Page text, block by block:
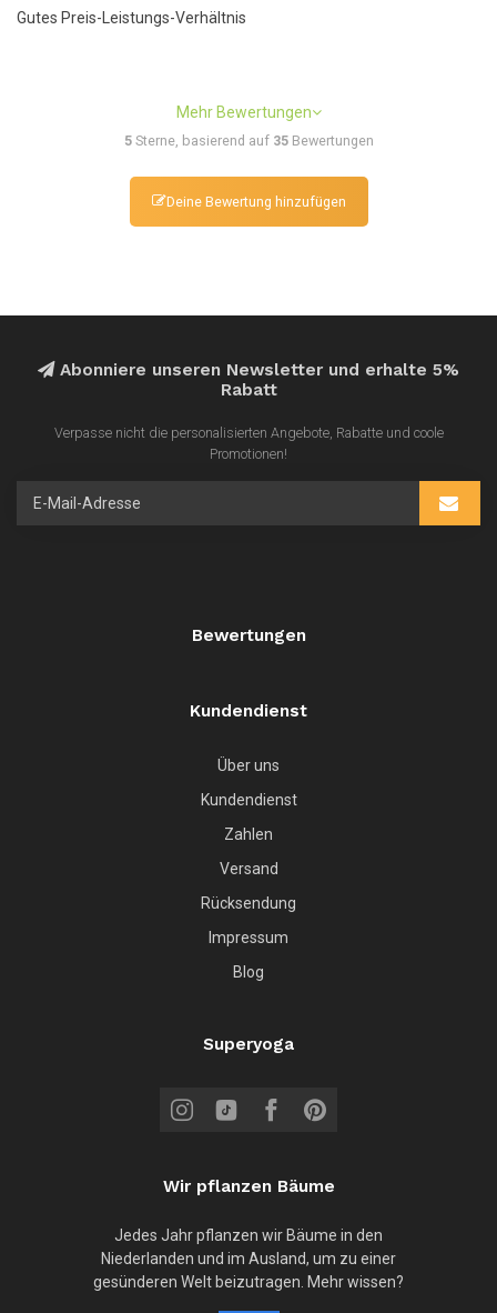
Gutes Preis-Leistungs-Verhältnis
Mehr Bewertungen
5Sterne, basierend auf 35Bewertungen
Deine Bewertung hinzufügen
Abonniere unseren Newsletter und erhalte 5%
Rabatt
Verpasse nicht die personalisierten Angebote, Rabatte und coole
Promotionen!
Bewertungen
Kundendienst
Über uns
Kundendienst
Zahlen
Versand
Rücksendung
Impressum
Blog
Superyoga
Wir pflanzen Bäume
Jedes Jahr pflanzen wir Bäume in den
Niederlanden und im Ausland, um zu einer
gesünderen Welt beizutragen. Mehr wissen?